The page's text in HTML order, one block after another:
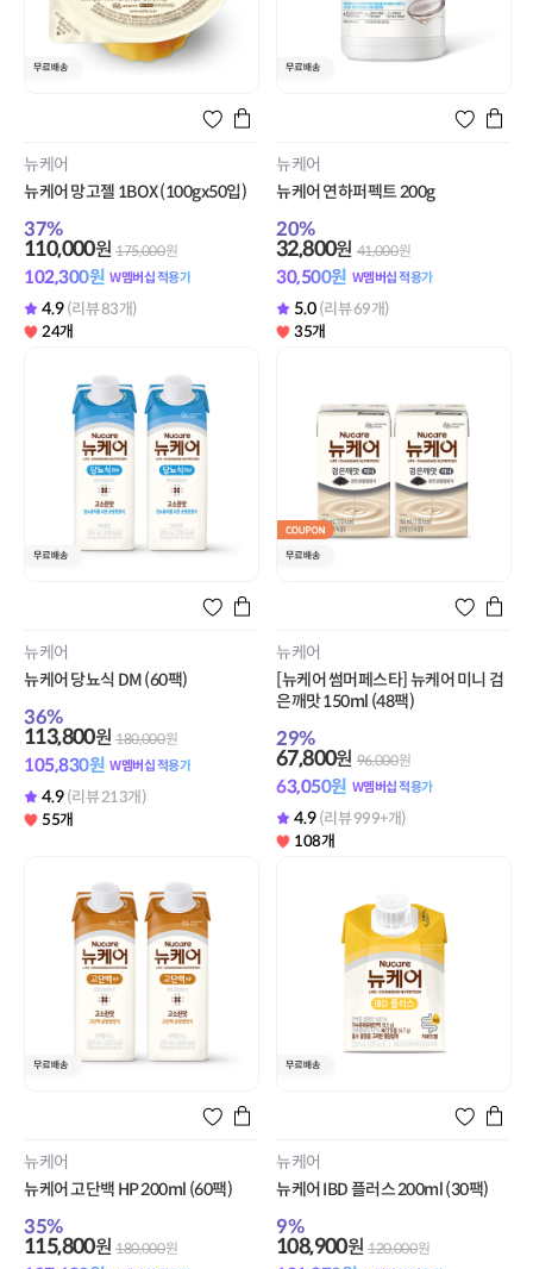
뉴케어
뉴케어 망고젤 1BOX (100gx50입)
37%
110,000원 175,000원
102,300원 W멤버십 적용가
4.9 (리뷰 83개)
24개
뉴케어
뉴케어 연하퍼펙트 200g
20%
32,800원 41,000원
30,500원 W멤버십 적용가
5.0 (리뷰 69개)
35개
뉴케어
뉴케어 당뇨식 DM (60팩)
36%
113,800원 180,000원
105,830원 W멤버십 적용가
4.9 (리뷰 213개)
55개
뉴케어
[뉴케어 썸머페스타] 뉴케어 미니 검
은깨맛 150ml (48팩)
29%
67,800원 96,000원
63,050원 W멤버십 적용가
4.9 (리뷰 999+개)
108개
뉴케어
뉴케어 고단백 HP 200ml (60팩)
35%
115,800원 180,000원
뉴케어
뉴케어 IBD 플러스 200ml (30팩)
9%
108,900원 120,000원